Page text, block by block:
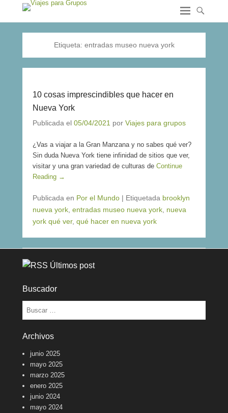
Etiqueta: entradas museo nueva york
10 cosas imprescindibles que hacer en
Nueva York
Publicada el 05/04/2021 por Viajes para grupos
¿Vas a viajar a la Gran Manzana y no sabes qué ver?
Sin duda Nueva York tiene infinidad de sitios que ver,
visitar y una gran variedad de culturas de Continue
Reading →
Publicada en Por el Mundo | Etiquetada brooklyn
nueva york entradas museo nueva york nueva
york qué ver, qué hacer en nueva york
Últimos post
Buscador
Buscar
Archivos
junio 2025
mayo 2025
marzo 2025
enero 2025
junio 2024
mayo 2024